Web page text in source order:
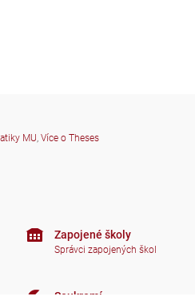
MU, Více o Theses
Zapojené školy
Správci zapojených škol
Soukromí